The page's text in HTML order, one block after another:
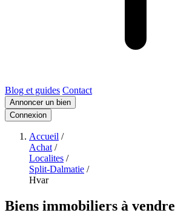
Blog et guides Contact
Annoncer un bien
Connexion
Accueil /
Achat /
Localites /
Split-Dalmatie /
Hvar
Biens immobiliers à vendre